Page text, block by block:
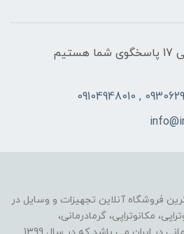
فروشگاه آنلاین تجهیزات و وسایل در
مکانوتراپی، گرمادرمانی،